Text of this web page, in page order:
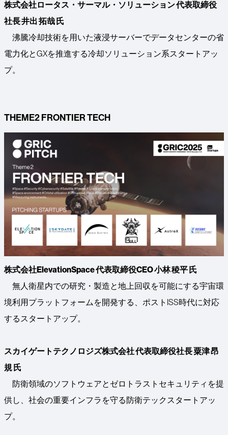
株式会社ロータス・サーマル・ソリューション 代表取締役
社長 井出 拓哉 氏
沸騰冷却技術を用いた液浸サーバーでデータセンターの省
電力化とGXを推進する冷却ソリューション系スタートアッ
プ。
THEME2 FRONTIER TECH
株式会社ElevationSpace 代表取締役CEO 小林 稜平 氏
無人衛星内での研究・製造と地上回収を可能にする宇宙環
境利用プラットフォームを開発する、ポストISS時代に対応
するスタートアップ。
スカイゲートテクノロジズ株式会社 代表取締役社長 粟津 昂
規 氏
防衛領域のソフトウェアとゼロトラストセキュリティを提
供し、社会の重要インフラを守る防衛テックスタートアッ
プ。